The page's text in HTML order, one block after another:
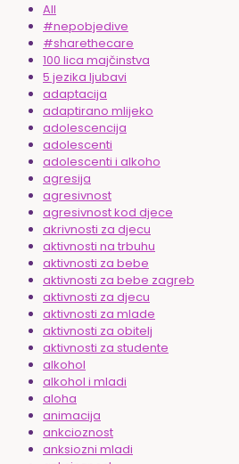
All
#nepobjedive
#sharethecare
100 lica majčinstva
5 jezika ljubavi
adaptacija
adaptirano mlijeko
adolescencija
adolescenti
adolescenti i alkoho
agresija
agresivnost
agresivnost kod djece
akrivnosti za djecu
aktivnosti na trbuhu
aktivnosti za bebe
aktivnosti za bebe zagreb
aktivnosti za djecu
aktivnosti za mlade
aktivnosti za obitelj
aktivnosti za studente
alkohol
alkohol i mladi
aloha
animacija
ankcioznost
anksiozni mladi